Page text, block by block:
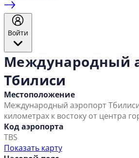
Войти
Международный
Тбилиси
Местоположение
Международный аэропорт
километрах к востоку от центра
Код аэропорта
TBS
Показать карту